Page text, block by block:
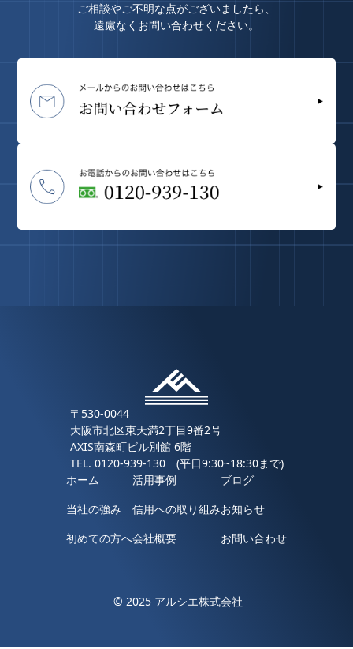
ご相談やご不明な点がございましたら、
遠慮なくお問い合わせください。
〒530-0044
大阪市北区東天満2丁目9番2号
AXIS南森町ビル別館 6階
TEL. 0120-939-130(平日9:30~18:30まで)
© 2025 アルシエ株式会社
ホーム
当社の強み
初めての方へ
活用事例
信用への取り組み
会社概要
ブログ
お知らせ
お問い合わせ